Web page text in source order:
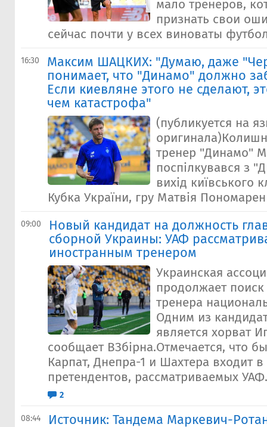
мало тренеров,
признать свои
сейчас почти у всех виноваты
16:30
Максим ШАЦКИХ: "Думаю, даже
понимает, что "Динамо" должно
Если киевляне этого не сделают,
чем катастрофа"
(публикуется на
тренер "Динамо"
поспілкувався з
вихід київського
Кубка України, гру Матвія
09:00
Новый кандидат на должность
сборной Украины: УАФ
иностранным тренером
Украинская
продолжает
тренера
Одним из
является хорват
сообщает ВЗбiрна.Отмечается, что
Карпат, Днепра-1 и Шахтера входит в
претендентов, рассматриваемых
2
08:44
Источник: Тандема Маркевич-